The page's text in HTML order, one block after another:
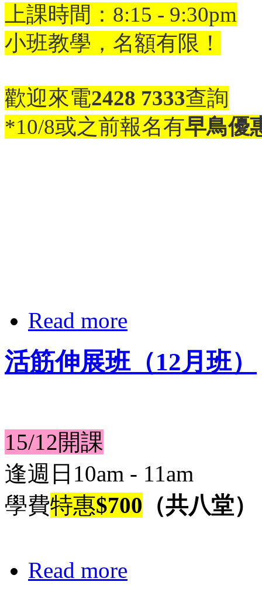
上課時間：8:15 - 9:30pm
小班教學，名額有限！
歡迎來電2428 7333查詢
*10/8或之前報名有早鳥
Read more
活筋伸展班（12月班）
15/12開課
逢週日10am - 11am
學費特惠$700 （共八堂）
Read more